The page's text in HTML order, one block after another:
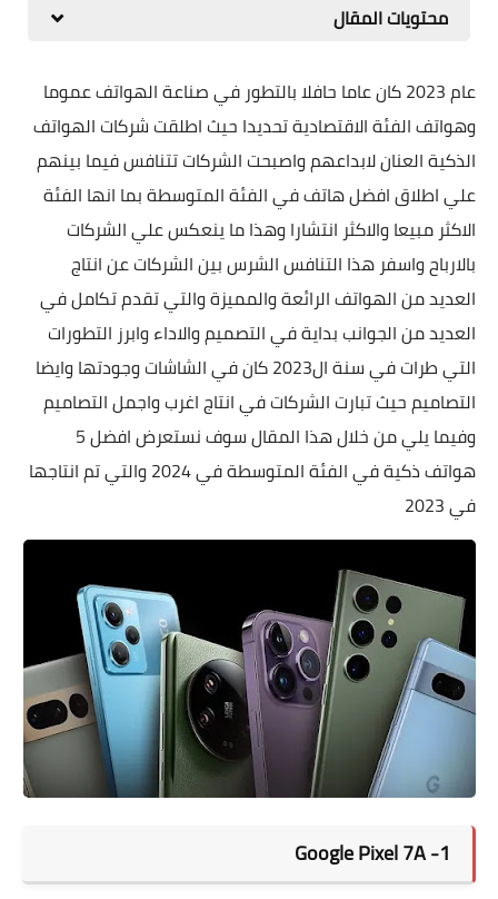
محتويات المقال
عام 2023 كان عاما حافلا بالتطور في صناعة الهواتف عموما
وهواتف الفئة الاقتصادية تحديدا حيث اطلقت شركات الهواتف
الذكية العنان لابداعهم واصبحت الشركات تتنافس فيما بينهم
علي اطلاق افضل هاتف في الفئة المتوسطة بما انها الفئة
الاكثر مبيعا والاكثر انتشارا وهذا ما ينعكس علي الشركات
بالارباح واسفر هذا التنافس الشرس بين الشركات عن انتاج
العديد من الهواتف الرائعة والمميزة والتي تقدم تكامل في
العديد من الجوانب بداية في التصميم والاداء وابرز التطورات
التي طرات في سنة ال2023 كان في الشاشات وجودتها وايضا
التصاميم حيث تبارت الشركات في انتاج اغرب واجمل التصاميم
وفيما يلي من خلال هذا المقال سوف نستعرض افضل 5
هواتف ذكية في الفئة المتوسطة في 2024 والتي تم انتاجها
في 2023
1- Google Pixel 7A